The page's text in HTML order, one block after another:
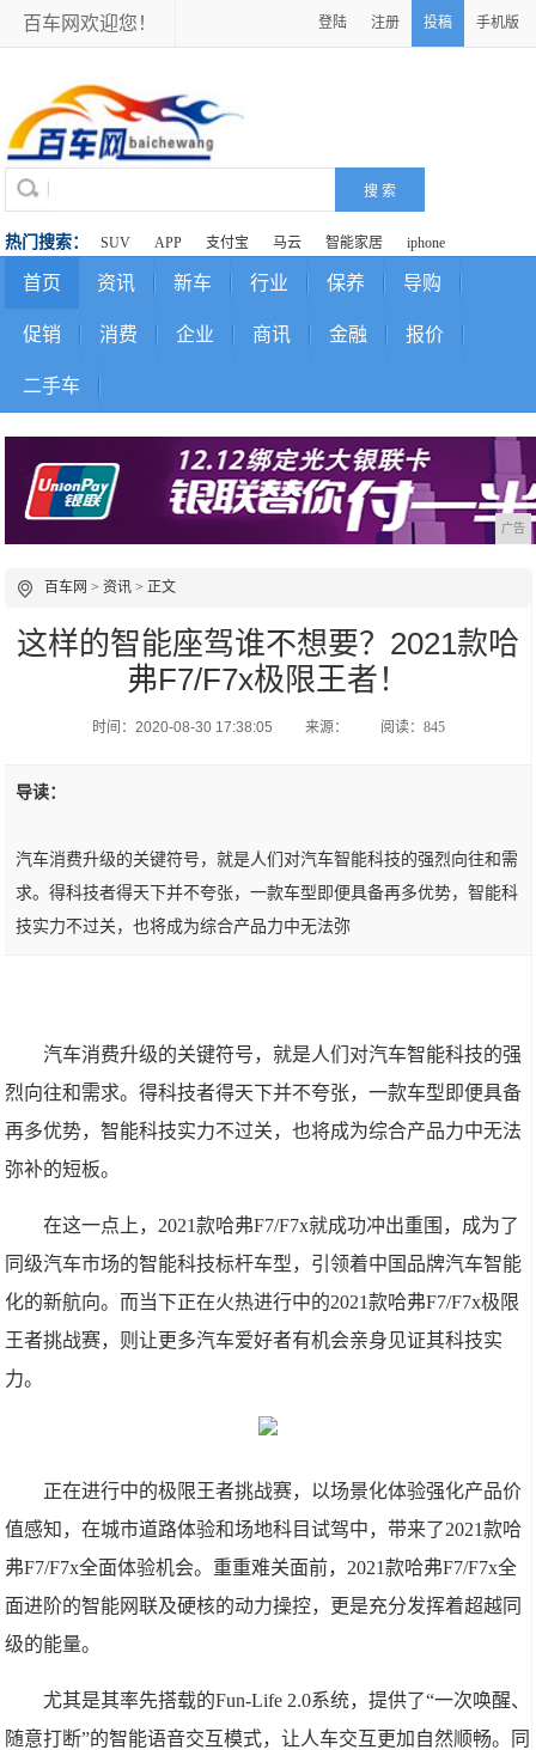
百车网欢迎您！ 登陆 注册 投稿 手机版
热门搜索： SUV APP 支付宝 马云 智能家居 iphone
首页 资讯 新车 行业 保养 导购
促销 消费 企业 商讯 金融 报价
二手车
广告
百车网 >资讯 > 正文
这样的智能座驾谁不想要？2021款哈
弗F7/F7x极限王者！
时间：2020-08-30 17:38:05 来源： 阅读：845
导读：
汽车消费升级的关键符号，就是人们对汽车智能科技的强烈向往和需
求。得科技者得天下并不夸张，一款车型即便具备再多优势，智能科
技实力不过关，也将成为综合产品力中无法弥
汽车消费升级的关键符号，就是人们对汽车智能科技的强
烈向往和需求。得科技者得天下并不夸张，一款车型即便具备
再多优势，智能科技实力不过关，也将成为综合产品力中无法
弥补的短板。
在这一点上，2021款哈弗F7/F7x就成功冲出重围，成为了
同级汽车市场的智能科技标杆车型，引领着中国品牌汽车智能
化的新航向。而当下正在火热进行中的2021款哈弗F7/F7x极限
王者挑战赛，则让更多汽车爱好者有机会亲身见证其科技实
力。
正在进行中的极限王者挑战赛，以场景化体验强化产品价
值感知，在城市道路体验和场地科目试驾中，带来了2021款哈
弗F7/F7x全面体验机会。重重难关面前，2021款哈弗F7/F7x全
面进阶的智能网联及硬核的动力操控，更是充分发挥着超越同
级的能量。
尤其是其率先搭载的Fun-Life 2.0系统，提供了“一次唤醒、
随意打断”的智能语音交互模式，让人车交互更加自然顺畅。同